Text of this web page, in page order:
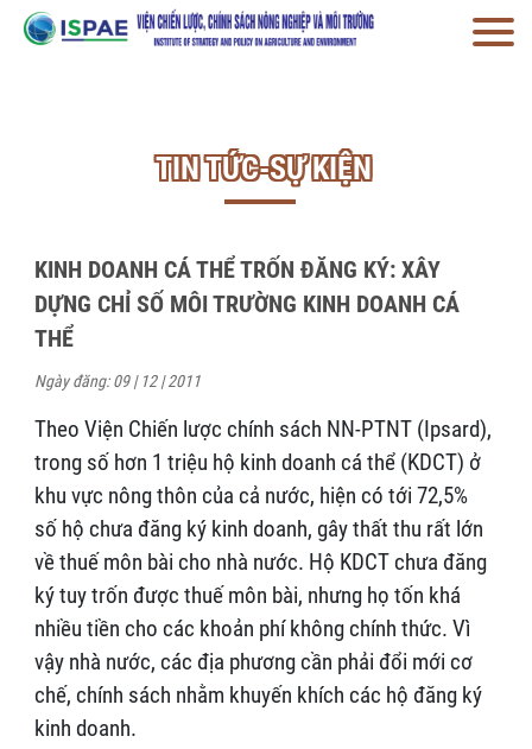
TIN TỨC-SỰ KIỆN
KINH DOANH CÁ THỂ TRỐN ĐĂNG KÝ: XÂY
DỰNG CHỈ SỐ MÔI TRƯỜNG KINH DOANH CÁ
THỂ
Ngày đăng: 09 | 12 | 2011
Theo Viện Chiến lược chính sách NN-PTNT (Ipsard),
trong số hơn 1 triệu hộ kinh doanh cá thể (KDCT) ở
khu vực nông thôn của cả nước, hiện có tới 72,5%
số hộ chưa đăng ký kinh doanh, gây thất thu rất lớn
về thuế môn bài cho nhà nước. Hộ KDCT chưa đăng
ký tuy trốn được thuế môn bài, nhưng họ tốn khá
nhiều tiền cho các khoản phí không chính thức. Vì
vậy nhà nước, các địa phương cần phải đổi mới cơ
chế, chính sách nhằm khuyến khích các hộ đăng ký
kinh doanh.